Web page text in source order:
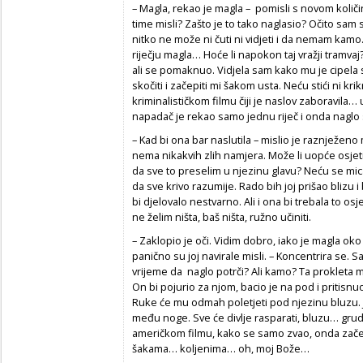
– Magla, rekao je magla – pomisli s novom
time misli? Zašto je to tako naglasio? Očito
nitko ne može ni čuti ni vidjeti i da nemam
riječju magla… Hoće li napokon taj vražji
ali se pomaknuo. Vidjela sam kako mu je
skočiti i začepiti mi šakom usta. Neću stići ni
kriminalističkom filmu čiji je naslov
napadač je rekao samo jednu riječ i onda
– Kad bi ona bar naslutila – mislio je
nema nikakvih zlih namjera. Može li uopće
da sve to preselim u njezinu glavu? Neću se
da sve krivo razumije. Rado bih joj prišao blizu
bi djelovalo nestvarno. Ali i ona bi trebala to
ne želim ništa, baš ništa, ružno učiniti.
– Zaklopio je oči. Vidim dobro, iako je magla
panično su joj navirale misli. – Koncentrira se.
vrijeme da naglo potrči? Ali kamo? Ta prokleta
On bi pojurio za njom, bacio je na pod i
Ruke će mu odmah poletjeti pod njezinu
među noge. Sve će divlje rasparati, bluzu…
američkom filmu, kako se samo zvao, onda
šakama… koljenima… oh, moj Bože…